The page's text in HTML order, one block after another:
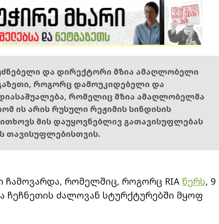
და დირექტორი მზია ამაღლობელი
როგორც დამოუკიდებელი და
რომელიც მზია ამაღლობელმა
ის არის რუსული რეჟიმის სინდისის
ითხოვს მის დაუყოვნებლივ გათავისუფლებას
თავისუფლებისთვის.
ჩამოვარდა, რომელშიც, როგორც RIA წერს, 9
ჩეჩნეთის ძალოვან სტურქტურებში მყოფ